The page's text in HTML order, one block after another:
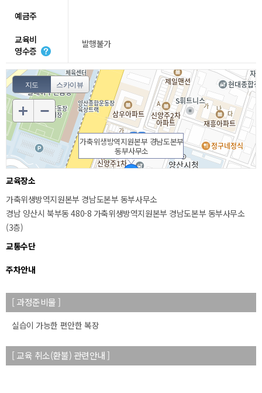
예금주
교육비
영수증
발행불가
지도 스카이뷰
가축위생방역지원본부 경남도본부
동부사무소
교육장소
가축위생방역지원본부 경남도본부 동부사무소
경남 양산시 북부동 480-8 가축위생방역지원본부 경남도본부 동부사무소
(3층)
교통수단
주차안내
[ 과정준비물 ]
실습이 가능한 편안한 복장
[ 교육 취소(환불) 관련안내 ]